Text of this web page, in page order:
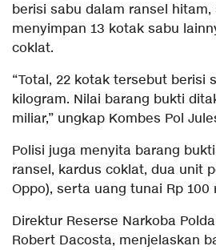
berisi sabu dalam ransel
menyimpan 13 kotak sabu
coklat.
“Total, 22 kotak tersebut berisi
kilogram. Nilai barang bukti
miliar,” ungkap Kombes Pol
Polisi juga menyita barang
ransel, kardus coklat, dua unit
Oppo), serta uang tunai Rp 100
Direktur Reserse Narkoba
Robert Dacosta, menjelaskan